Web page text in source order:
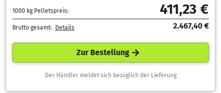
1000 kg Pelletspreis: 411,23 €
Brutto gesamt: Details 2.467,40 €
Zur Bestellung
Der Händler meldet sich bezüglich der Lieferung